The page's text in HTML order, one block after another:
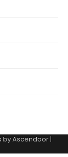
byAscendoor |